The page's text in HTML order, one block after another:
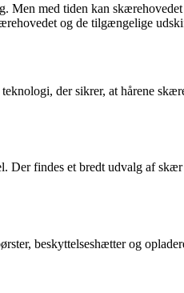
Men med tiden kan
og de tilgængelige
der sikrer, at hårene
findes et bredt udvalg af
beskyttelseshætter og